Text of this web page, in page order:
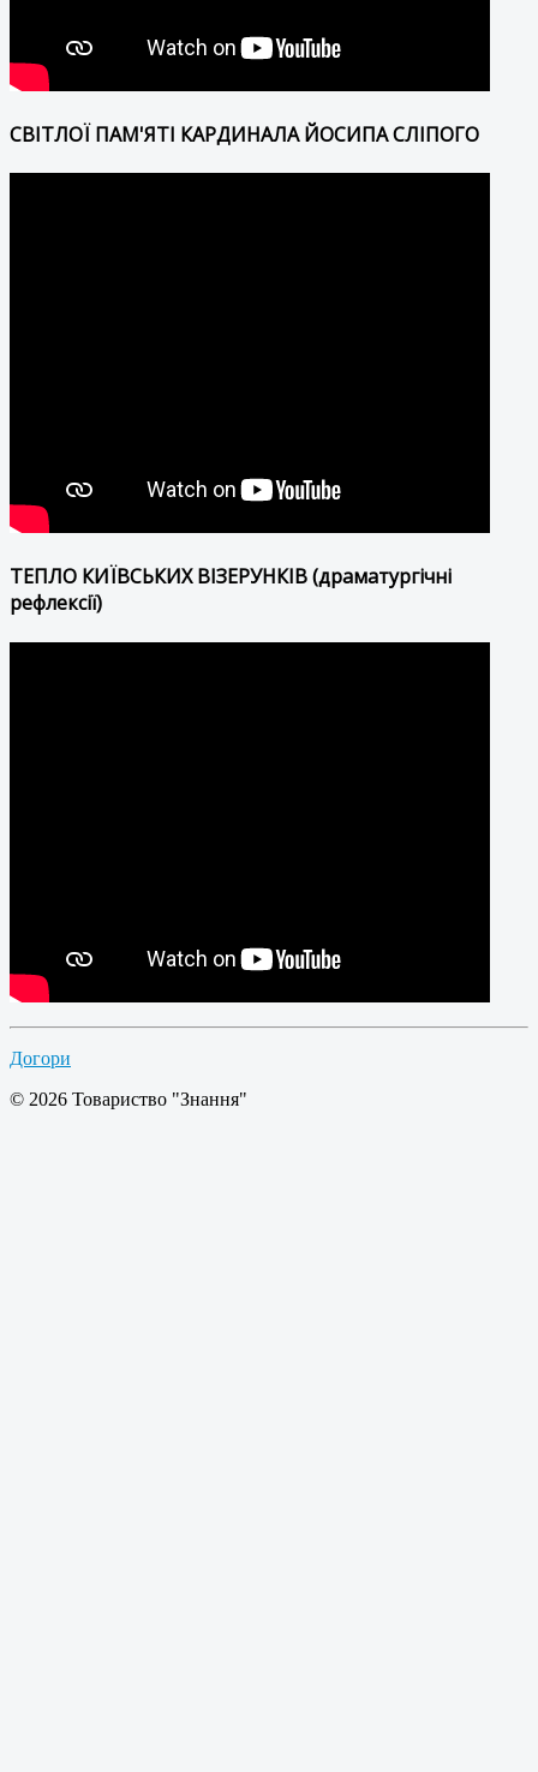
СВІТЛОЇ ПАМ'ЯТІ КАРДИНАЛА ЙОСИПА СЛІПОГО
ТЕПЛО КИЇВСЬКИХ ВІЗЕРУНКІВ (драматургічні
рефлексії)
Догори
© 2026 Товариство "Знання"